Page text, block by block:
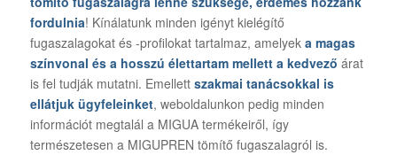
fordulnia! Kínálatunk minden igényt kielégítő
fugaszalagokat és -profilokat tartalmaz, amelyek a magas
színvonal és a hosszú élettartam mellett a kedvező árat
is fel tudják mutatni. Emellett szakmai tanácsokkal is
ellátjuk ügyfeleinket, weboldalunkon pedig minden
információt megtalál a MIGUA termékeiről, így
természetesen a MIGUPREN tömítő fugaszalagról is.